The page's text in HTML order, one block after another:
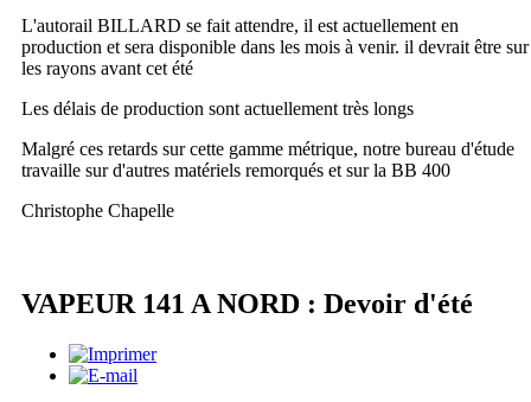
L'autorail BILLARD se fait attendre, il est actuellement en
production et sera disponible dans les mois à venir. il devrait être sur
les rayons avant cet été
Les délais de production sont actuellement très longs
Malgré ces retards sur cette gamme métrique, notre bureau d'étude
travaille sur d'autres matériels remorqués et sur la BB 400
Christophe Chapelle
VAPEUR 141 A NORD : Devoir d'été